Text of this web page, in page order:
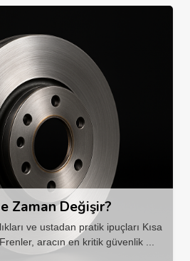
Zaman Değişir?
ve ustadan pratik ipuçları Kısa
aracın en kritik güvenlik ...